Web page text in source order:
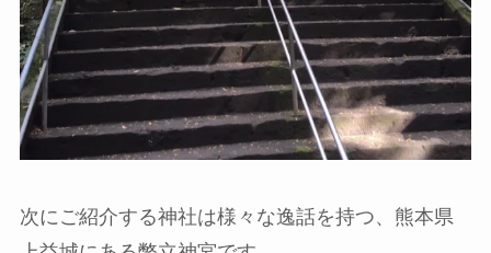
次にご紹介する神社は様々な逸話を持つ、熊本県